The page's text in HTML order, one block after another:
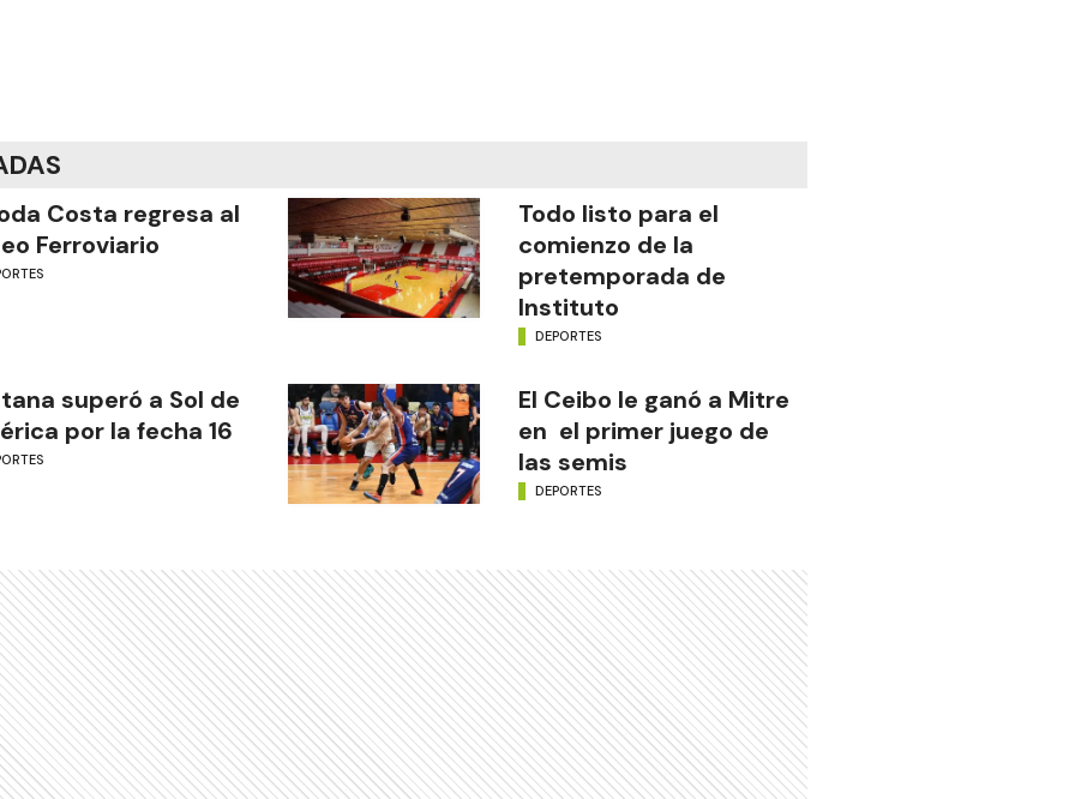
Costa regresa al
Ferroviario
Todo listo para el
comienzo de la
pretemporada de
Instituto
DEPORTES
superó a Sol de
por la fecha 16
El Ceibo le ganó a Mitre
en el primer juego de
las semis
DEPORTES